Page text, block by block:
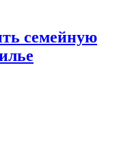
семейную